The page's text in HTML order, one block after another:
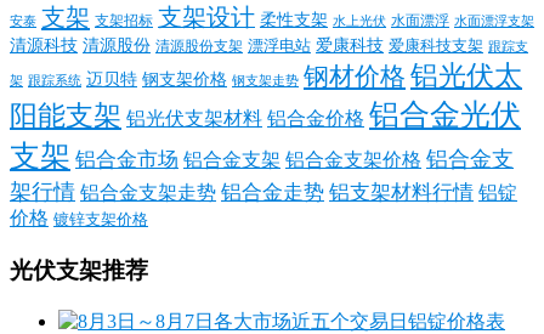
安泰 支架 支架招标 支架设计 柔性支架 水上光伏 水面漂浮 水面漂浮支架
清源科技 清源股份 清源股份支架 漂浮电站 爱康科技 爱康科技支架 跟踪支
架 跟踪系统 迈贝特 钢支架价格 钢支架走势 钢材价格 铝光伏太
阳能支架 铝光伏支架材料 铝合金价格 铝合金光伏
支架 铝合金市场 铝合金支架 铝合金支架价格 铝合金支
架行情 铝合金支架走势 铝合金走势 铝支架材料行情 铝锭
价格 镀锌支架价格
光伏支架推荐